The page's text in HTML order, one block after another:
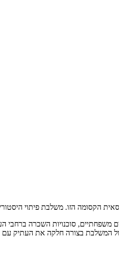
הקסומה הזו. משלבת פיתוי
משפחתיים, סוכנויות השכרה
טיול המשלבת בצורה חלקה את העתיק